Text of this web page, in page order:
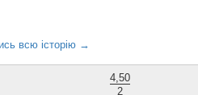
4,50
2